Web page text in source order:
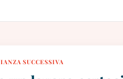
SUCCESSIVA